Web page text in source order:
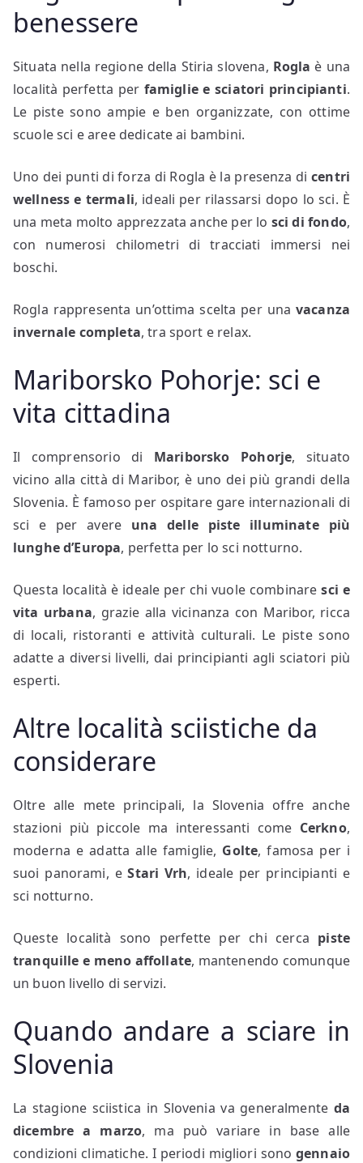
benessere
Situata nella regione della Stiria slovena, Rogla è una
località perfetta per famiglie e sciatori principianti.
Le piste sono ampie e ben organizzate, con ottime
scuole sci e aree dedicate ai bambini.
Uno dei punti di forza di Rogla è la presenza dicentri
wellness e termali, ideali per rilassarsi dopo lo sci. È
una meta molto apprezzata anche per lo sci di fondo,
con numerosi chilometri di tracciati immersi nei
boschi.
Rogla rappresenta un’ottima scelta per una vacanza
invernale completa, tra sport e relax.
Mariborsko Pohorje: sci e
vita cittadina
Il comprensorio di Mariborsko Pohorje, situato
vicino alla città di Maribor, è uno dei più grandi della
Slovenia. È famoso per ospitare gare internazionali di
sci e per avere una delle piste illuminate più
lunghe d’Europa, perfetta per lo sci notturno.
Questa località è ideale per chi vuole combinaresci e
vita urbana, grazie alla vicinanza con Maribor, ricca
di locali, ristoranti e attività culturali. Le piste sono
adatte a diversi livelli, dai principianti agli sciatori più
esperti.
Altre località sciistiche da
considerare
Oltre alle mete principali, la Slovenia offre anche
stazioni più piccole ma interessanti come Cerkno,
moderna e adatta alle famiglie, Golte, famosa per i
suoi panorami, eStari Vrh, ideale per principianti e
sci notturno.
Queste località sono perfette per chi cerca piste
tranquille e meno affollate, mantenendo comunque
un buon livello di servizi.
Quando andare a sciare in
Slovenia
La stagione sciistica in Slovenia va generalmente da
dicembre a marzo, ma può variare in base alle
condizioni climatiche. I periodi migliori sono gennaio